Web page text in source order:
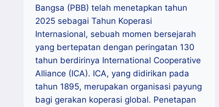
Bangsa (PBB) telah menetapkan tahun
2025 sebagai Tahun Koperasi
Internasional, sebuah momen bersejarah
yang bertepatan dengan peringatan 130
tahun berdirinya International Cooperative
Alliance (ICA). ICA, yang didirikan pada
tahun 1895, merupakan organisasi payung
bagi gerakan koperasi global. Penetapan